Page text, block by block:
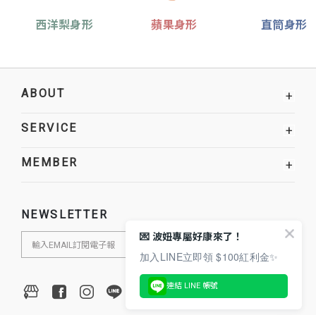
西洋梨身形 蘋果身形 直筒身形
ABOUT +
SERVICE +
MEMBER +
NEWSLETTER
💌 波妞專屬好康來了！
加入LINE立即領 $100紅利金✨
連結 LINE 帳號